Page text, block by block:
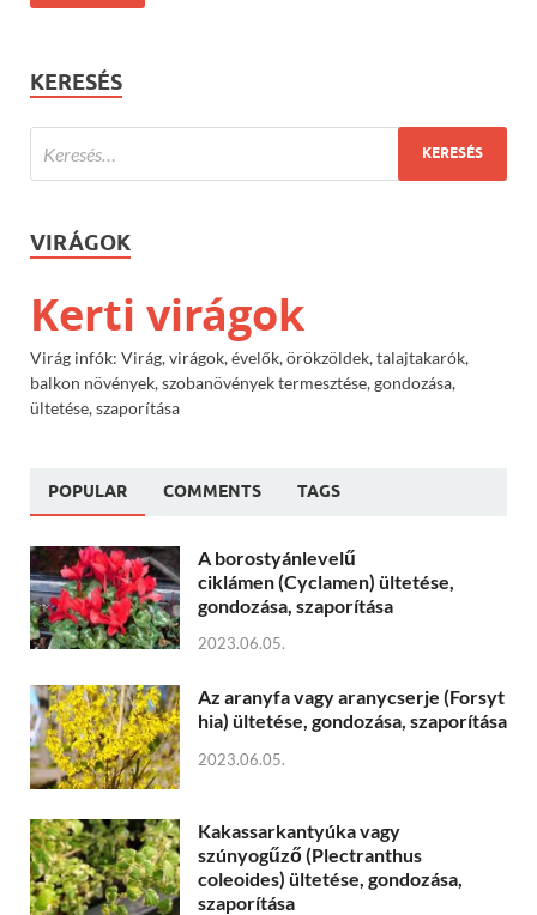
KERESÉS
VIRÁGOK
Kerti virágok
Virág infók: Virág, virágok, évelők, örökzöldek, talajtakarók,
balkon növények, szobanövények termesztése, gondozása,
ültetése, szaporítása
POPULAR COMMENTS TAGS
A borostyánlevelű
ciklámen (Cyclamen) ültetése,
gondozása, szaporítása
2023.06.05.
Az aranyfa vagy aranycserje (Forsyt
hia) ültetése, gondozása, szaporítása
2023.06.05.
Kakassarkantyúka vagy
szúnyogűző (Plectranthus
coleoides) ültetése, gondozása,
szaporítása